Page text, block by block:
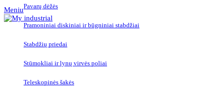
MeniuPavarų dėžės
Pramoniniai diskiniai ir būgniniai stabdžiai
Stabdžių priedai
Stūmokliai ir lynų virvės poliai
Teleskopinės šakės